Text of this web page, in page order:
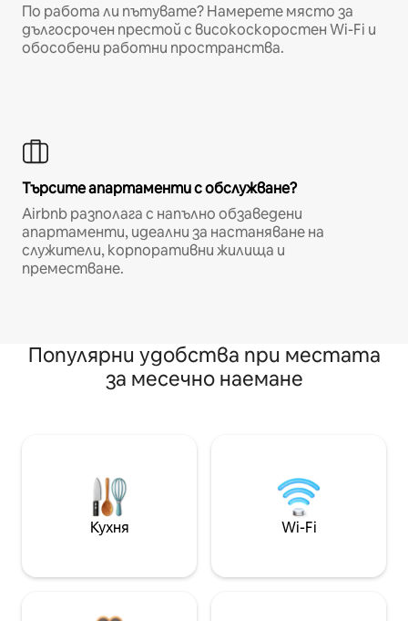
По работа ли пътувате? Намерете място за
дългосрочен престой с високоскоростен Wi-Fi и
обособени работни пространства.
Търсите апартаменти с обслужване?
Airbnb разполага с напълно обзаведени
апартаменти, идеални за настаняване на
служители, корпоративни жилища и
преместване.
Популярни удобства при местата
за месечно наемане
Кухня Wi-Fi